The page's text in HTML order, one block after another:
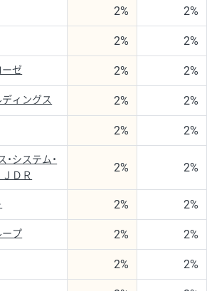
2% 2%
2% 2%
ゼ 2% 2%
ィングス 2% 2%
2% 2%
・システム・
ＤＲ
2% 2%
2% 2%
ープ 2% 2%
2% 2%